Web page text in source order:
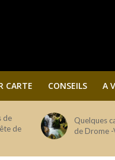
CARTE CONSEILS A
de
de
Quelques
de Drome